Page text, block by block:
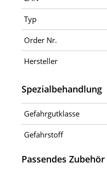
Typ
Order Nr.
Hersteller
Spezialbehandlung
Gefahrgutklasse
Gefahrstoff
Passendes Zubehör